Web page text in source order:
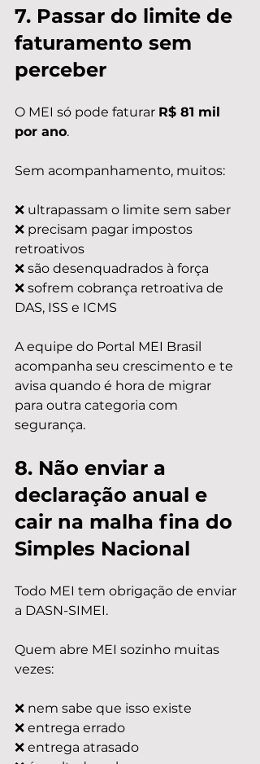
7. Passar do limite de
faturamento sem
perceber
O MEI só pode faturar R$ 81 mil
por ano.
Sem acompanhamento, muitos:
❌ ultrapassam o limite sem saber
❌ precisam pagar impostos
retroativos
❌ são desenquadrados à força
❌ sofrem cobrança retroativa de
DAS, ISS e ICMS
A equipe do Portal MEI Brasil
acompanha seu crescimento e te
avisa quando é hora de migrar
para outra categoria com
segurança.
8. Não enviar a
declaração anual e
cair na malha fina do
Simples Nacional
Todo MEI tem obrigação de enviar
a DASN-SIMEI.
Quem abre MEI sozinho muitas
vezes:
❌ nem sabe que isso existe
❌ entrega errado
❌ entrega atrasado